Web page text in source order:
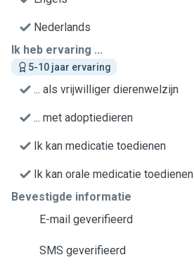
Nederlands
Ik heb ervaring ...
5-10 jaar ervaring
... als vrijwilliger dierenwelzijn
... met adoptiedieren
Ik kan medicatie toedienen
Ik kan orale medicatie toedienen
Bevestigde informatie
E-mail geverifieerd
SMS geverifieerd